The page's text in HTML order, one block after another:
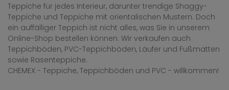
Teppiche für jedes Interieur, darunter trendige Shaggy-
Teppiche und Teppiche mit orientalischen Mustern. Doch
ein auffälliger Teppich ist nicht alles, was Sie in unserem
Online-Shop bestellen können. Wir verkaufen auch
Teppichböden, PVC-Teppichböden, Läufer und Fußmatten
sowie Rasenteppiche.
CHEMEX - Teppiche, Teppichböden und PVC - willkommen!